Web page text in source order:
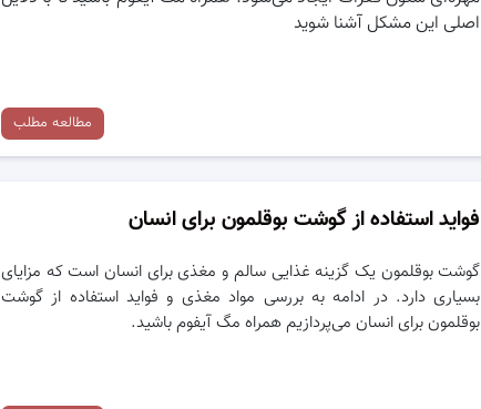
اصلی این مشکل آشنا شوید
مطالعه مطلب
فواید استفاده از گوشت بوقلمون برای انسان
گوشت بوقلمون یک گزینه غذایی سالم و مغذی برای انسان است که مزایای
بسیاری دارد. در ادامه به بررسی مواد مغذی و فواید استفاده از گوشت
بوقلمون برای انسان می‌پردازیم همراه مگ آیفوم باشید.